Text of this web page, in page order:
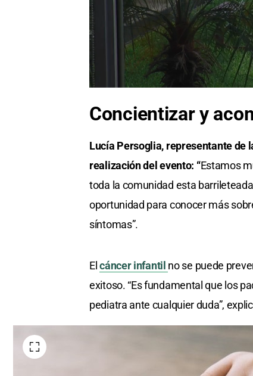
Concientizar y
Lucía Persoglia, representante de
realización del evento: “Estamos
toda la comunidad esta
oportunidad para conocer más
síntomas”.
Elcáncer infantil no se puede
exitoso. “Es fundamental que los
pediatra ante cualquier duda”,